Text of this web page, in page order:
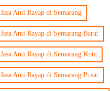
Jasa Anti Rayap di Semarang
Jasa Anti Rayap di Semarang Barat
Jasa Anti Rayap di Semarang Kota
Jasa Anti Rayap di Semarang Pusat